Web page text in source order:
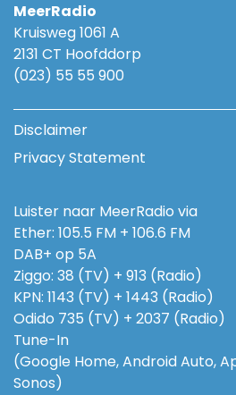
MeerRadio
Kruisweg 1061 A
2131 CT Hoofddorp
(023) 55 55 900
Disclaimer
Privacy Statement
Luister naar MeerRadio via
Ether: 105.5 FM + 106.6 FM
DAB+ op 5A
Ziggo: 38 (TV) + 913 (Radio)
KPN: 1143 (TV) + 1443 (Radio)
Odido 735 (TV) + 2037 (Radio)
Tune-In
(Google Home, Android Auto,
Sonos)